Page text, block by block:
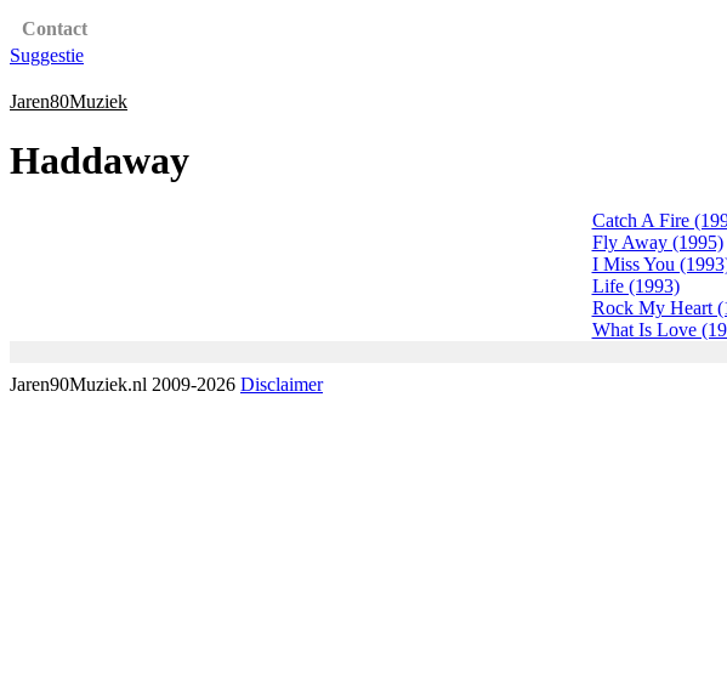
Contact
Suggestie
Jaren80Muziek
Haddaway
Catch A Fire
Fly Away (1995)
I Miss You
Life (1993)
Rock My Heart
What Is Love
Jaren90Muziek.nl 2009-2026 Disclaimer